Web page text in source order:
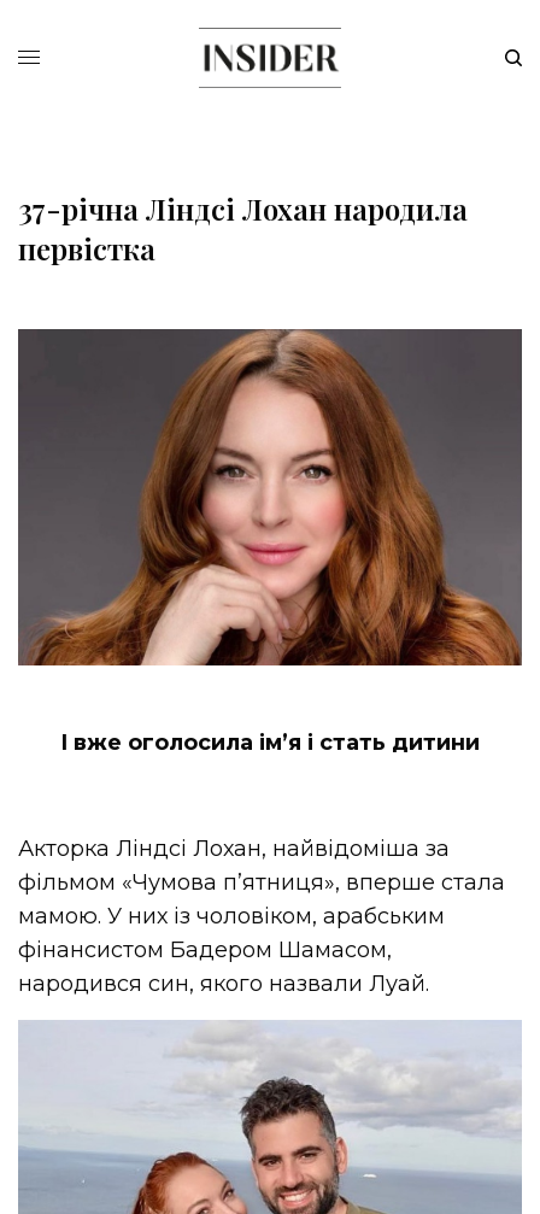
37-річна Ліндсі Лохан народила
первістка
І вже оголосила ім’я і стать дитини
Акторка Ліндсі Лохан, найвідоміша за
фільмом «Чумова п’ятниця», вперше стала
мамою. У них із чоловіком, арабським
фінансистом Бадером Шамасом,
народився син, якого назвали Луай.